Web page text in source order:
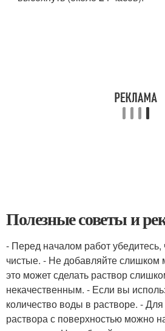
Полезные советы и
- Перед началом работ убедитесь,
чистые. - Не добавляйте слишком
это может сделать раствор
некачественным. - Если вы
количество воды в растворе. -
раствора с поверхностью можно